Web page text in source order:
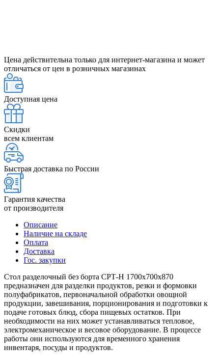
Цена действительна только для интернет-магазина и может
отличаться от цен в розничных магазинах
Доступная цена
Скидки
всем клиентам
Быстрая доставка по России
Гарантия качества
от производителя
Описание
Наличие на складе
Оплата
Доставка
Гос. закупки
Стол разделочный без борта СРТ-Н 1700х700х870
предназначен для разделки продуктов, резки и формовки
полуфабрикатов, первоначальной обработки овощной
продукции, завешивания, порционирования и подготовки к
подаче готовых блюд, сбора пищевых остатков. При
необходимости на них может устанавливаться тепловое,
электромеханическое и весовое оборудование. В процессе
работы они используются для временного хранения
инвентаря, посуды и продуктов.